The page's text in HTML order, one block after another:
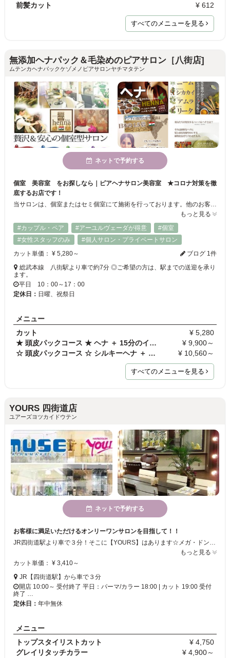
前髪カット ¥ 612
すべてのメニューを見る
無添加ヘナパック＆毛染めのピアサロン［八街店]
ムテンカヘナパックケゾメノピアサロンヤチマタテン
ネットで予約する
個室 美容室 をお探しなら｜ピアヘナサロン美容室 ★コロナ対策を徹
底するお店です！
当サロンは、個室またはセミ個室にて施術を行っております。他のお客様との接触機会を最低限にするように努めております。ご来店時から、カット～施術、ティータイム、最後のお会計時までお一人の空間を確保しております。★ 店内、スタッフでは数十項目に及ぶ感染症対策を実施しております。当サロンのホームページでご確認いただけます。 ＞ ご予約の際にはご希望のお席タイプ（個室、セ三個室）のご希望をお知らせください。
もっと見る
#カップル・ペア
#アーユルヴェーダが得意
#個室
#女性スタッフのみ
#個人サロン・プライベートサロン
カット単価： ¥ 5,280～
ブログ 1件
総武本線 八街駅より車で約7分 ◎ご希望の方は、駅までの送迎を承り
ます。
平日 10：00～17：00
定休日： 日曜、祝祭日
メニュー
カット
¥ 5,280
★ 頭皮パックコース ★ ヘナ ＋ 15分のインド式ヘッド…
¥ 9,900～
☆ 頭皮パックコース ☆ シルキーヘナ ＋ 15分のインド…
¥ 10,560～
すべてのメニューを見る
YOURS 四街道店
ユアーズヨツカイドウテン
ネットで予約する
お客様に満足いただけるオンリーワンサロンを目指して！！
JR四街道駅より車で３分！そこに【YOURS】はあります☆メガ・ドンキホーテ内2Ｆのトータルビューティーサロンです♪♪感性豊かなスタッフが”あなたらしさ”を引き出すお手伝いをさせていただきます★ぜひ、ご来店下さい！！
もっと見る
カット単価： ¥ 3,410～
JR【四街道駅】から車で３分
開店 10:00～ 受付終了 平日：パーマ/カラー 18:00 | カット 19:00 受付
終了 …
定休日： 年中無休
メニュー
トップスタイリストカット
¥ 4,750
グレイリタッチカラー
¥ 4,900～